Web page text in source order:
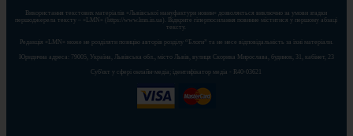
Використання текстових матеріалів «Львівської мануфактури новин» дозволяється виключно за умови згадки
першоджерела тексту – «LMN» (https://www.lmn.in.ua). Відкрите гіперпосилання повинне міститися у першому абзаці
тексту.
Редакція «LMN» може не розділяти позицію авторів розділу “Блоги” та не несе відповідальність за їхні матеріали.
Юридична адреса: 79005, Україна, Львівська обл., місто Львів, вулиця Скорика Мирослава, будинок, 31, кабінет, 23
Cуб'єкт у сфері онлайн-медіа; ідентифікатор медіа - R40-03621